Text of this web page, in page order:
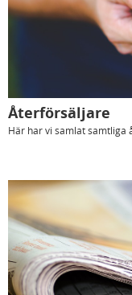
Återförsäljare
Här har vi samlat samtliga